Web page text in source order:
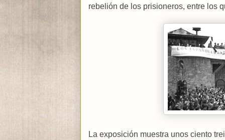
rebelión de los prisioneros, entre los
La exposición muestra unos ciento